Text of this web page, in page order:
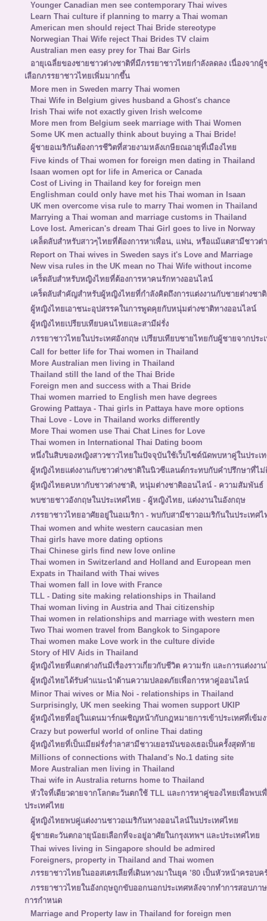
Younger Canadian men see contemporary Thai wives
Learn Thai culture if planning to marry a Thai woman
American men should reject Thai Bride stereotype
Norwegian Thai Wife reject Thai Brides TV claim
Australian men easy prey for Thai Bar Girls
อายุเฉลี่ยของชายชาวต่างชาติที่มีภรรยาชาวไทยกำลังลดลง เนื่องจาก
เลือกภรรยาชาวไทยเพิ่มมากขึ้น
More men in Sweden marry Thai women
Thai Wife in Belgium gives husband a Ghost's chance
Irish Thai wife not exactly given Irish welcome
More men from Belgium seek marriage with Thai Women
Some UK men actually think about buying a Thai Bride!
ผู้ชายอเมริกันต้องการชีวิตที่สวยงามหลังเกษียณอายุที่เมืองไทย
Five kinds of Thai women for foreign men dating in Thailand
Isaan women opt for life in America or Canada
Cost of Living in Thailand key for foreign men
Englishman could only have met his Thai woman in Isaan
UK men overcome visa rule to marry Thai women in Thailand
Marrying a Thai woman and marriage customs in Thailand
Love lost. American's dream Thai Girl goes to live in Norway
เคล็ดลับสำหรับสาวๆไทยที่ต้องการหาเพื่อน, แฟน, หรือแม้แตสามีชาวต่
Report on Thai wives in Sweden says it's Love and Marriage
New visa rules in the UK mean no Thai Wife without income
เคร็ดลับสำหรับหญิงไทยที่ต้องการหาคนรักทางออนไลน์
เคร็ดลับสำคัญสำหรับผู้หญิงไทยที่กำลังคิดถึงการแต่งงานกับชายต่างชาติ
ผู้หญิงไทยเอาชนะอุปสรรคในการพูดคุยกับหนุ่มต่างชาติทางออนไลน์
ผู้หญิงไทยเปรียบเทียบคนไทยและสามีฝรั่ง
ภรรยาชาวไทยในประเทศอังกฤษ เปรียบเทียบชายไทยกับผู้ชายจากประ
Call for better life for Thai women in Thailand
More Australian men living in Thailand
Thailand still the land of the Thai Bride
Foreign men and success with a Thai Bride
Thai women married to English men have degrees
Growing Pattaya - Thai girls in Pattaya have more options
Thai Love - Love in Thailand works differently
More Thai women use Thai Chat Lines for Love
Thai women in International Thai Dating boom
หนึ่งในสิบของหญิงสาวชาวไทยในปัจจุบันใช้เว็บไซด์นัดพบหาคู่ในประเ
ผู้หญิงไทยแต่งงานกับชาวต่างชาติในนิวซีแลนด์กระทบกับคำปรึกษาที่ไม่
ผู้หญิงไทยคบหากับชาวต่างชาติ, หนุ่มต่างชาติออนไลน์ - ความสัมพันธ์
พบชายชาวอังกฤษในประเทศไทย - ผู้หญิงไทย, แต่งงานในอังกฤษ
ภรรยาชาวไทยอาศัยอยู่ในอเมริกา - พบกับสามีชาวอเมริกันในประเทศไ
Thai women and white western caucasian men
Thai girls have more dating options
Thai Chinese girls find new love online
Thai women in Switzerland and Holland and European men
Expats in Thailand with Thai wives
Thai women fall in love with France
TLL - Dating site making relationships in Thailand
Thai woman living in Austria and Thai citizenship
Thai women in relationships and marriage with western men
Two Thai women travel from Bangkok to Singapore
Thai women make Love work in the culture divide
Story of HIV Aids in Thailand
ผู้หญิงไทยที่แตกต่างกันมีเรื่องราวเกี่ยวกับชีวิต ความรัก และการแต่งง
ผู้หญิงไทยได้รับคำแนะนำด้านความปลอดภัยเพื่อการหาคู่ออนไลน์
Minor Thai wives or Mia Noi - relationships in Thailand
Surprisingly, UK men seeking Thai women support UKIP
ผู้หญิงไทยที่อยู่ในเดนมาร์กเผชิญหน้ากับกฎหมายการเข้าประเทศที่เข้มง
Crazy but powerful world of online Thai dating
ผู้หญิงไทยที่เป็นเมียฝรั่งร่ำลาสามีชาวเยอรมันของเธอเป็นครั้งสุดท้าย
Millions of connections with Thaland's No.1 dating site
More Australian men living in Thailand
Thai wife in Australia returns home to Thailand
หัวใจที่เดียวดายจากโลกตะวันตกใช้ TLL และการหาคู่ของไทยเพื่อพบเ
ประเทศไทย
ผู้หญิงไทยพบคู่แต่งงานชาวอเมริกันทางออนไลน์ในประเทศไทย
ผู้ชายตะวันตกอายุน้อยเลือกที่จะอยู่อาศัยในกรุงเทพฯ และประเทศไทย
Thai wives living in Singapore should be admired
Foreigners, property in Thailand and Thai women
ภรรยาชาวไทยในออสเตรเลียที่เดินทางมาในยุค ’80 เป็นหัวหน้าครอบ
ภรรยาชาวไทยในอังกฤษถูกขับออกนอกประเทศหลังจากทำการสอบภา
การกำหนด
Marriage and Property law in Thailand for foreign men